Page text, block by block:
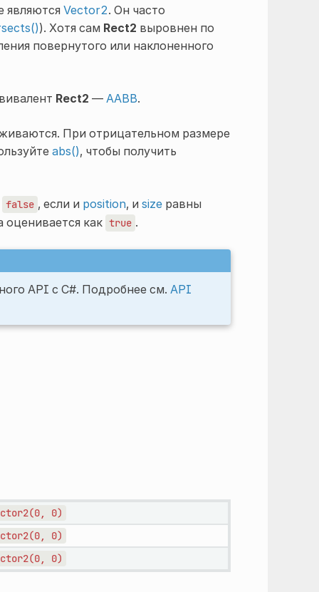
являются Vector2. Он часто
). Хотя сам Rect2 выровнен по
повернутого или наклоненного
Rect2 — AABB.
При отрицательном размере
abs(), чтобы получить
false , если и position, и sizeравны
оценивается как true .
API с C#. Подробнее см. API
0)
0)
0)